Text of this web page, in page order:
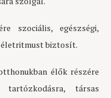
szociális, egészségi,
életritmust biztosít.
élők részére
társas